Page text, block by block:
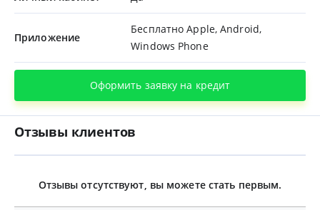
Приложение
Бесплатно Apple, Android,
Windows Phone
Оформить заявку на кредит
Отзывы клиентов
Отзывы отсутствуют, вы можете стать первым.